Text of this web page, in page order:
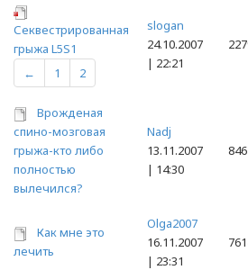
Секвестрированная
грыжа L5S1
←
1 2
slogan
24.10.2007
| 22:21
Врожденая
спино-мозговая
грыжа-кто либо
полностью
вылечился?
Nadj
13.11.2007
| 14:30
Как мне это
лечить
Olga2007
16.11.2007
| 23:31